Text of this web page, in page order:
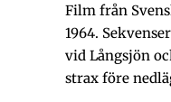
Film från
1964.
vid Långsjön
strax före